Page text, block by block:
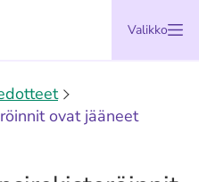
Valikko
ovat jääneet